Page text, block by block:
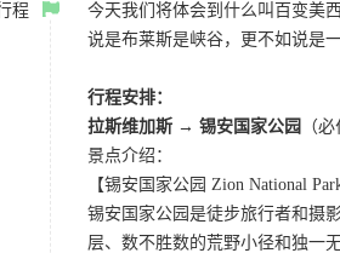
程
今天我们将体会到什么叫百变美
说是布莱斯是峡谷，更不如说是
行程安排：
拉斯维加斯 → 锡安国家公园
（
景点介绍：
【锡安国家公园 Zion National
锡安国家公园是徒步旅行者和摄
层、数不胜数的荒野小径和独一